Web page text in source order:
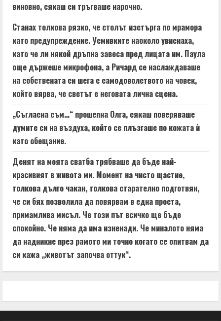
виновно, сякаш си тръгваше нарочно.
Станах толкова рязко, че столът изстърга по мрамора
като предупреждение. Усмивките наоколо увиснаха,
като че ли някой дръпна завеса пред лицата им. Паула
още държеше микрофона, а Ричард се наслаждаваше
на собствената си шега с самодоволството на човек,
който вярва, че светът е неговата лична сцена.
„Съгласна съм…“ прошепна Олга, сякаш поверяваше
думите си на въздуха, който се плъзгаше по кожата ѝ
като обещание.
Денят на моята сватба трябваше да бъде най-
красивият в живота ми. Момент на чисто щастие,
толкова дълго чакан, толкова старателно подготвян,
че си бях позволила да повярвам в една проста,
примамлива мисъл. Че този път всичко ще бъде
спокойно. Че няма да има изненади. Че миналото няма
да надникне през рамото ми точно когато се опитвам да
си кажа „животът започва оттук“.